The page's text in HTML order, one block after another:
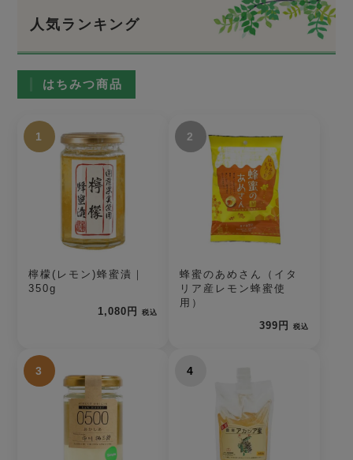
人気ランキング
はちみつ商品
1
檸檬(レモン)蜂蜜漬｜
350g
1,080円
税込
2
蜂蜜のあめさん（イタ
リア産レモン蜂蜜使
用）
399円
税込
3 4